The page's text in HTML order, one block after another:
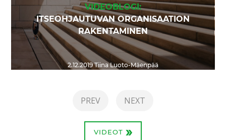
VIDEOBLOGI:
ITSEOHJAUTUVAN ORGANISAATION
RAKENTAMINEN
2.12.2019Tiina Luoto-Mäenpää
PREV NEXT
VIDEOT »